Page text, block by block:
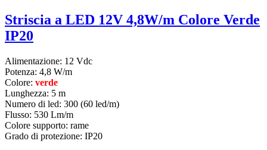
Striscia a LED 12V 4,8W/m Colore Verde
IP20
Alimentazione: 12 Vdc
Potenza: 4,8 W/m
Colore: verde
Lunghezza: 5 m
Numero di led: 300 (60 led/m)
Flusso: 530 Lm/m
Colore supporto: rame
Grado di protezione: IP20